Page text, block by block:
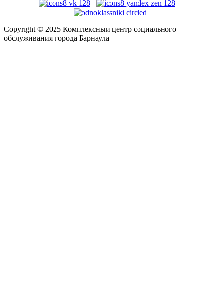
Copyright © 2025 Комплексный центр социального
обслуживания города Барнаула.